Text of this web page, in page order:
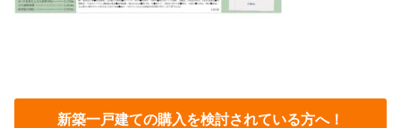
新築一戸建ての購入を検討されている方へ！